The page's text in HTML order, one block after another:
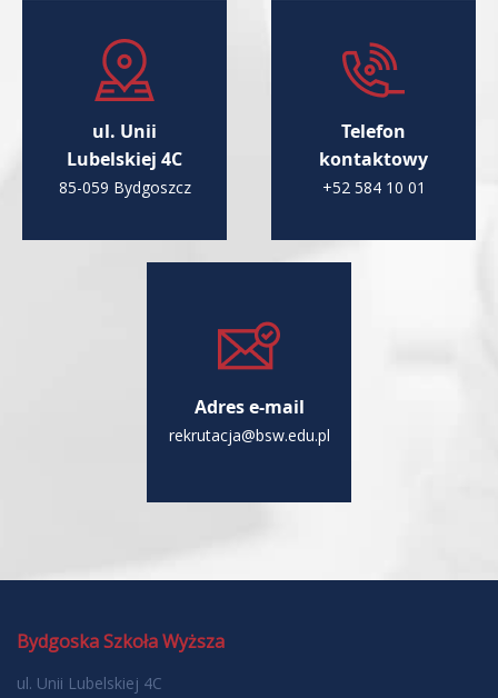
ul. Unii
Lubelskiej 4C
85-059 Bydgoszcz
Telefon
kontaktowy
+52 584 10 01
Adres e-mail
rekrutacja@bsw.edu.pl
Bydgoska Szkoła Wyższa
ul. Unii Lubelskiej 4C